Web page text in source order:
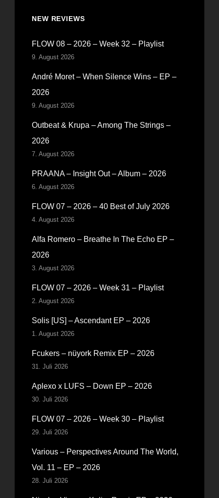
NEW REVIEWS
FLOW 08 – 2026 – Week 32 – Playlist
9. August 2026
André Moret – When Silence Wins – EP –
2026
9. August 2026
Outbeat & Krupa – Among The Strings –
2026
7. August 2026
PRAANA – Insight Out – Album – 2026
6. August 2026
FLOW 07 – 2026 – 40 Best of July 2026
4. August 2026
Alfa Romero – Breathe In The Echo EP –
2026
3. August 2026
FLOW 07 – 2026 – Week 31 – Playlist
2. August 2026
Solis [US] – Ascendant EP – 2026
1. August 2026
Fcukers – nüyork Remix EP – 2026
31. Juli 2026
Aplexo x LUFS – Down EP – 2026
30. Juli 2026
FLOW 07 – 2026 – Week 30 – Playlist
29. Juli 2026
Various – Perspectives Around The World,
Vol. 11 – EP – 2026
28. Juli 2026